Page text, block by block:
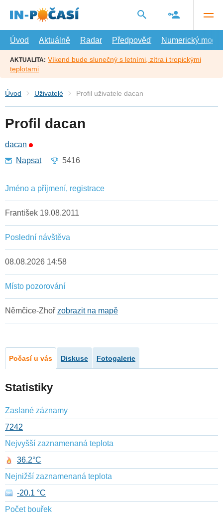
hlavní
Úvod
Aktuálně Radar Předpověď Numerický model
AKTUALITA: Víkend bude slunečný s letními, zítra i tropickými
teplotami
Úvod Uživatelé Profil uživatele dacan
Profil dacan
dacan
Napsat
5416
Jméno a příjmení, registrace
František 19.08.2011
Poslední návštěva
08.08.2026 14:58
Místo pozorování
Němčice-Zhoř zobrazit na mapě
Počasí u vás Diskuse Fotogalerie
Statistiky
Zaslané záznamy
7242
Nejvyšší zaznamenaná teplota
36.2°C
Nejnižší zaznamenaná teplota
-20.1 °C
Počet bouřek